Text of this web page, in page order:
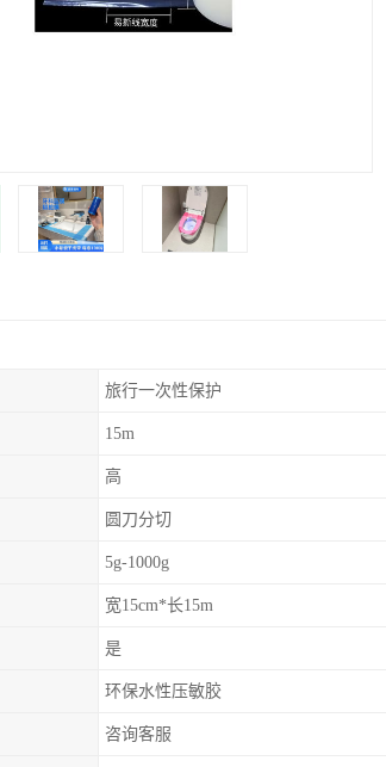
旅行一次性保护
15m
高
圆刀分切
5g-1000g
宽15cm*长15m
是
环保水性压敏胶
咨询客服